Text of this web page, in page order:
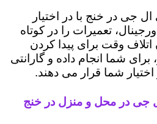
جی در خنج با در اختیار
تعمیرات را در کوتاه
وقت برای پیدا کردن
شما انجام داده و گارانتی
شما قرار می دهند.
جی در محل و منزل در خنج